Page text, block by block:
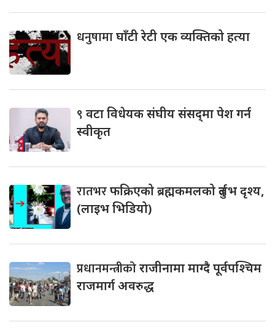
धनुषामाघाँटी रेटी एक व्यक्तिको हत्या
९ वटा विधेयक संघीय संसद्‌मा पेश गर्न
स्वीकृत
रातभरफक्रिएको ब्रह्मकमलको दुर्लभ दृश्य,
(लाइभ भिडियो)
प्रधानमन्त्रीकोराजीनामा माग्दै पूर्वपश्चिम
राजमार्ग अवरुद्ध